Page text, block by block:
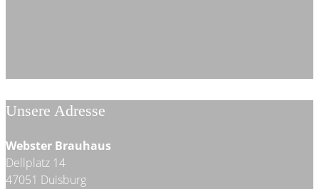
Unsere Adresse
Webster Brauhaus
Dellplatz 14
47051 Duisburg